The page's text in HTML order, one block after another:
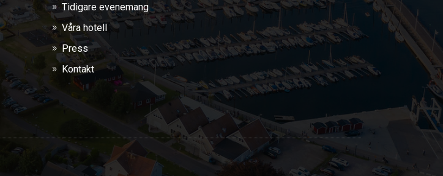
9 Tidigare evenemang
9 Våra hotell
9 Press
9 Kontakt